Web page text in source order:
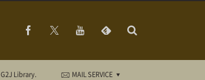
G2J Library. MAIL SERVICE